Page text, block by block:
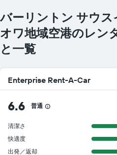
ー
会
社
を
い
ま
す
表
Y
軸
1​
バーリントン サウス
オワ地域空港のレン
と一覧
Enterprise Rent-A-Car
6.6 普通
清潔さ
快適度
出発／返却